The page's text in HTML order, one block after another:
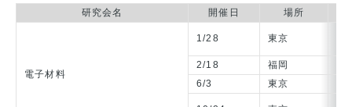
研究会名 開催日 場所
電子材料
1/28 東京
2/18
福岡
6/3
東京